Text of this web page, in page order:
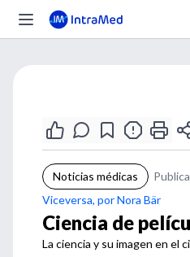
Noticias médicas
Viceversa, por Nora Bär
Ciencia de
La ciencia y su imagen en el